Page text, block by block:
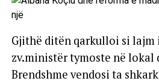
Gjithë ditën qarkulloi si lajm
zv.ministër tymoste në lokal
Brendshme vendosi ta